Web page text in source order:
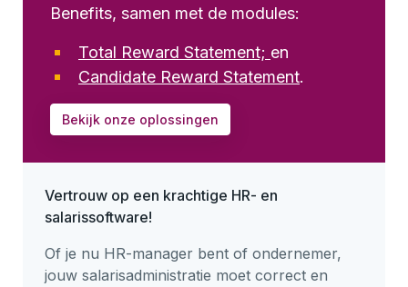
Benefits, samen met de modules:
Total Reward Statement; en
Candidate Reward Statement.
Bekijk onze oplossingen
Vertrouw op een krachtige HR- en
salarissoftware!
Of je nu HR-manager bent of ondernemer,
jouw salarisadministratie moet correct en